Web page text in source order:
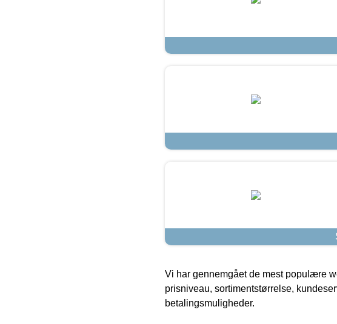
Vi har gennemgået de mest populære
prisniveau, sortimentstørrelse,
betalingsmuligheder.